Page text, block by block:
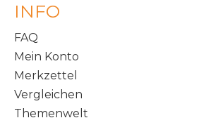
INFO
FAQ
Mein Konto
Merkzettel
Vergleichen
Themenwelt